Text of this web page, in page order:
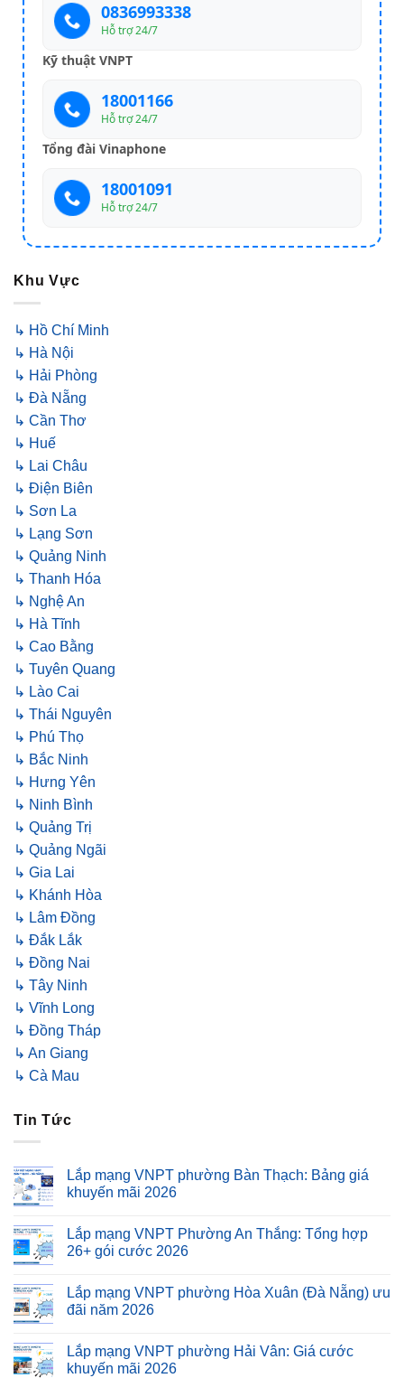
0836993338
Hỗ trợ 24/7
Kỹ thuật VNPT
18001166
Hỗ trợ 24/7
Tổng đài Vinaphone
18001091
Hỗ trợ 24/7
Khu Vực
↳ Hồ Chí Minh
↳ Hà Nội
↳ Hải Phòng
↳ Đà Nẵng
↳ Cần Thơ
↳ Huế
↳ Lai Châu
↳ Điện Biên
↳ Sơn La
↳ Lạng Sơn
↳ Quảng Ninh
↳ Thanh Hóa
↳ Nghệ An
↳ Hà Tĩnh
↳ Cao Bằng
↳ Tuyên Quang
↳ Lào Cai
↳ Thái Nguyên
↳ Phú Thọ
↳ Bắc Ninh
↳ Hưng Yên
↳ Ninh Bình
↳ Quảng Trị
↳ Quảng Ngãi
↳ Gia Lai
↳ Khánh Hòa
↳ Lâm Đồng
↳ Đắk Lắk
↳ Đồng Nai
↳ Tây Ninh
↳ Vĩnh Long
↳ Đồng Tháp
↳ An Giang
↳ Cà Mau
Tin Tức
Lắp mạng VNPT phường Bàn Thạch: Bảng giá
khuyến mãi 2026
Lắp mạng VNPT Phường An Thắng: Tổng hợp
26+ gói cước 2026
Lắp mạng VNPT phường Hòa Xuân (Đà Nẵng) ưu
đãi năm 2026
Lắp mạng VNPT phường Hải Vân: Giá cước
khuyến mãi 2026